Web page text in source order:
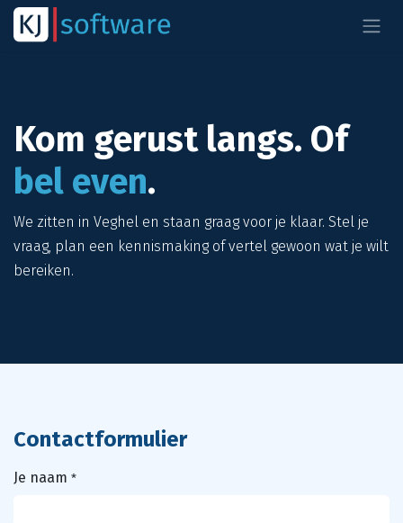
Overslaan naar inhoud
Kom gerust langs. Of
bel even.
We zitten in Veghel en staan graag voor je klaar. Stel je
vraag, plan een kennismaking of vertel gewoon wat je wilt
bereiken.
Contactformulier
Je naam *